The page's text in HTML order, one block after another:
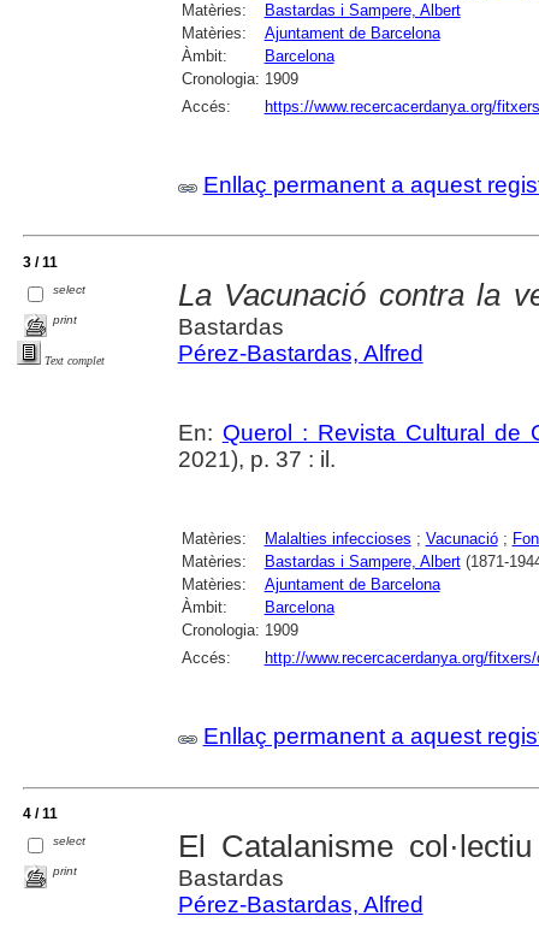
Matèries:
Bastardas i Sampere, Albert
Matèries:
Ajuntament de Barcelona
Àmbit:
Barcelona
Cronologia: 1909
Accés:
https://www.recercacerdanya.org/
Enllaç permanent a aquest
3 / 11
select
print
Text complet
La Vacunació contra la
Bastardas
Pérez-Bastardas, Alfred
En: Querol : Revista Cultural de
2021), p. 37 : il.
Matèries: Malalties infeccioses ; Vacunació;
Matèries:
Bastardas i Sampere, Albert(1871-
Matèries:
Ajuntament de Barcelona
Àmbit:
Barcelona
Cronologia: 1909
Accés:
http://www.recercacerdanya.org/
Enllaç permanent a aquest
4 / 11
select
print
El Catalanisme
Bastardas
Pérez-Bastardas, Alfred